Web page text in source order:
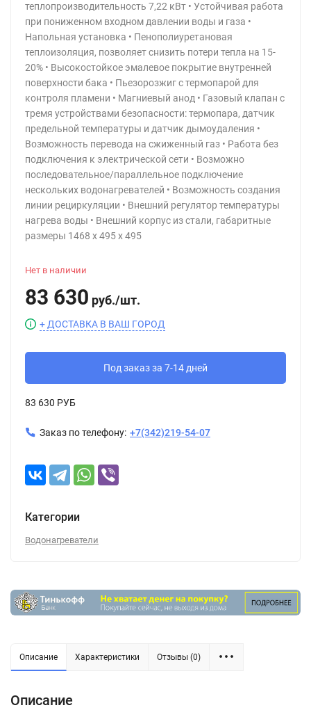
теплопроизводительность 7,22 кВт • Устойчивая работа
при пониженном входном давлении воды и газа •
Напольная установка • Пенополиуретановая
теплоизоляция, позволяет снизить потери тепла на 15-
20% • Высокостойкое эмалевое покрытие внутренней
поверхности бака • Пьезорозжиг с термопарой для
контроля пламени • Магниевый анод • Газовый клапан с
тремя устройствами безопасности: термопара, датчик
предельной температуры и датчик дымоудаления •
Возможность перевода на сжиженный газ • Работа без
подключения к электрической сети • Возможно
последовательное/параллельное подключение
нескольких водонагревателей • Возможность создания
линии рециркуляции • Внешний регулятор температуры
нагрева воды • Внешний корпус из стали, габаритные
размеры 1468 х 495 х 495
Нет в наличии
83 630 руб./шт.
+ ДОСТАВКА В ВАШ ГОРОД
Под заказ за 7-14 дней
83 630 РУБ
Заказ по телефону: +7(342)219-54-07
Категории
Водонагреватели
Описание Характеристики Отзывы (0)
Описание